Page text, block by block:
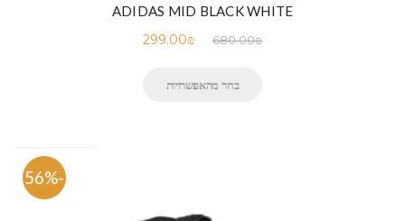
ADIDAS MID BLACK WHITE
680.00₪
299.00₪
בחר מהאפשרויות
-56%